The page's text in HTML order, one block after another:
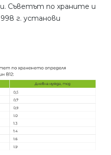
Съветът по храните и
г. установи